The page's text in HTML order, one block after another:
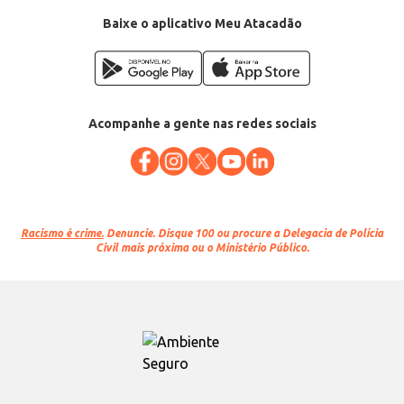
Baixe o aplicativo Meu Atacadão
Acompanhe a gente nas redes sociais
Racismo é crime. Denuncie. Disque 100 ou procure a Delegacia de Polícia
Civil mais próxima ou o Ministério Público.